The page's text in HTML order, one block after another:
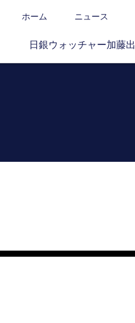
ホーム ニュース
日銀ウォッチャー加藤出